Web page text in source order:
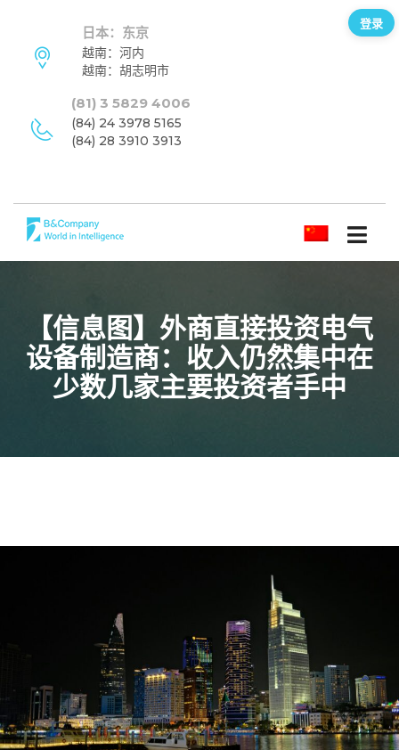
日本：东京
越南：河内
越南：胡志明市
(81) 3 5829 4006
(84) 24 3978 5165
(84) 28 3910 3913
简体中文
【信息图】外商直接投资电气
设备制造商：收入仍然集中在
少数几家主要投资者手中
登录